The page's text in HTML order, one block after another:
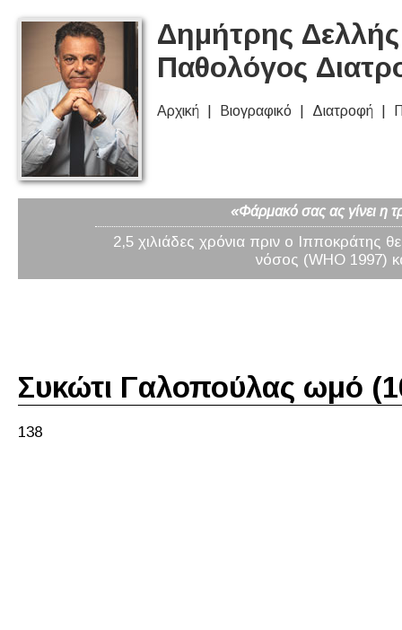
Δημήτρης
Παθολόγος
Αρχική Βιογραφικό Διατροφή
«Φάρμακό σας ας γίνει η
2,5 χιλιάδες χρόνια πριν ο Ιπποκράτης
νόσος (WHO 1997)
Συκώτι Γαλοπούλας ωμό
138